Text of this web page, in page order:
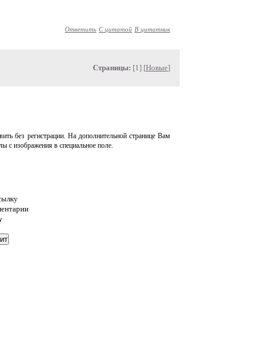
Ответить С цитатой В цитатник
Страницы: [1] [Новые]
без регистрации. На дополнительной странице Вам
с изображения в специальное поле.